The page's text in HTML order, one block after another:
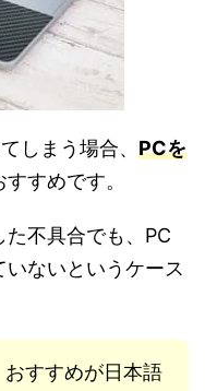
しまう場合、 PCを
すめです。
不具合でも、PC
ないというケース
すすめが日本語